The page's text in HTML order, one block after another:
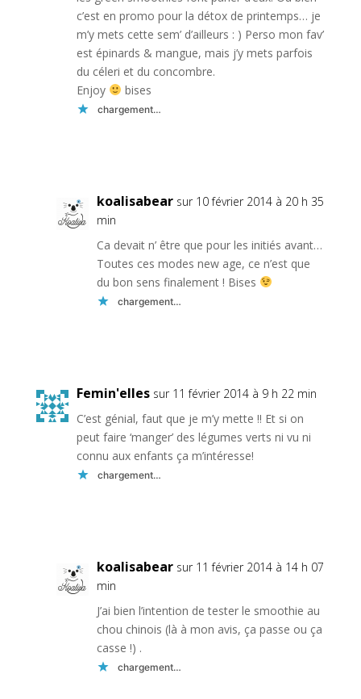
c’est en promo pour la détox de printemps… je
m’y mets cette sem’ d’ailleurs : ) Perso mon fav’
est épinards & mangue, mais j’y mets parfois
du céleri et du concombre.
Enjoy
bises
chargement…
koalisabear sur 10 février 2014 à 20 h 35
min
Ca devait n’ être que pour les initiés avant…
Toutes ces modes new age, ce n’est que
du bon sens finalement ! Bises
chargement…
Femin'elles sur 11 février 2014 à 9 h 22 min
C’est génial, faut que je m’y mette !! Et si on
peut faire ‘manger’ des légumes verts ni vu ni
connu aux enfants ça m’intéresse!
chargement…
koalisabear sur 11 février 2014 à 14 h 07
min
J’ai bien l’intention de tester le smoothie au
chou chinois (là à mon avis, ça passe ou ça
casse !) .
chargement…